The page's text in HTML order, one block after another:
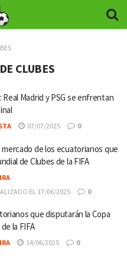
CLUBES
Real Madrid y PSG se enfrentan
07/07/2025 0
de los ecuatorianos que
de Clubes de la FIFA
EL 17/06/2025
0
que disputarán la Copa
la FIFA
14/06/2025 0